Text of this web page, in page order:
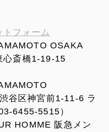
フォーム
OSAKA
心斎橋1-19-15
谷区神宮前1-11-6 ラ
6455-5515）
HOMME 阪急メン